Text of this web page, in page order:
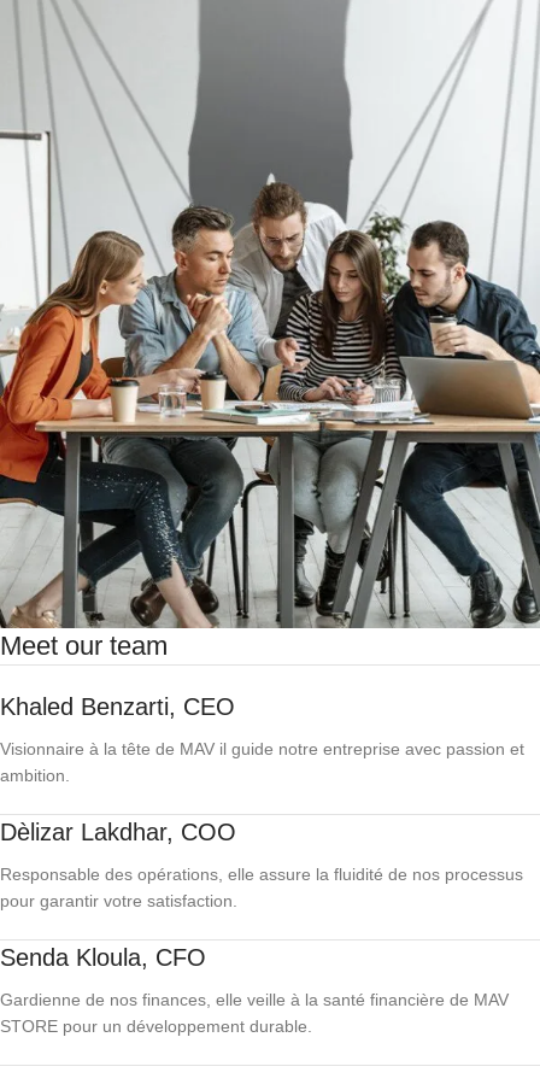
Meet our team
Khaled Benzarti, CEO
Visionnaire à la tête de MAV il guide notre entreprise avec passion et
ambition.
Dèlizar Lakdhar, COO
Responsable des opérations, elle assure la fluidité de nos processus
pour garantir votre satisfaction.
Senda Kloula, CFO
Gardienne de nos finances, elle veille à la santé financière de MAV
STORE pour un développement durable.